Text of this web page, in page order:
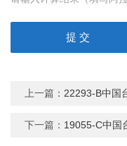
上一篇： 22293-B中国台
下一篇： 19055-C中国台